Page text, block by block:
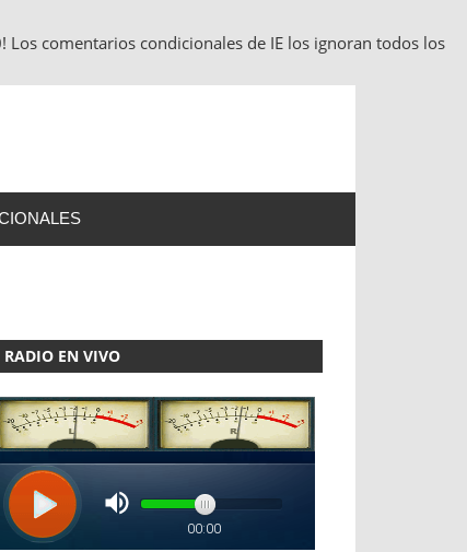
Los comentarios condicionales de IE los ignoran todos los
RADIO EN VIVO